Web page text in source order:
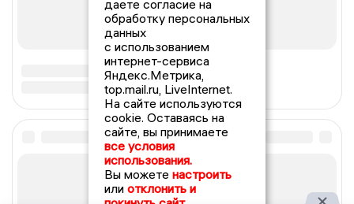
даете согласие на
обработку персональных
данных
с использованием
интернет-сервиса
Яндекс.Метрика,
top.mail.ru, LiveInternet.
На сайте используются
cookie. Оставаясь на
сайте, вы принимаете
все условия
использования.
Вы можете настроить
или отклонить и